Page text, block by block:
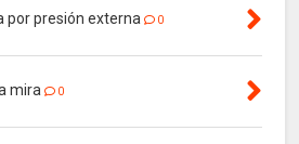
por presión externa 0
mira 0